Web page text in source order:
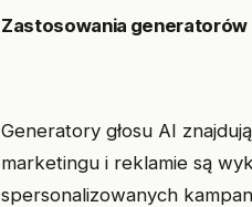
Zastosowania generatorów
Generatory głosu AI
marketingu i reklamie są
spersonalizowanych